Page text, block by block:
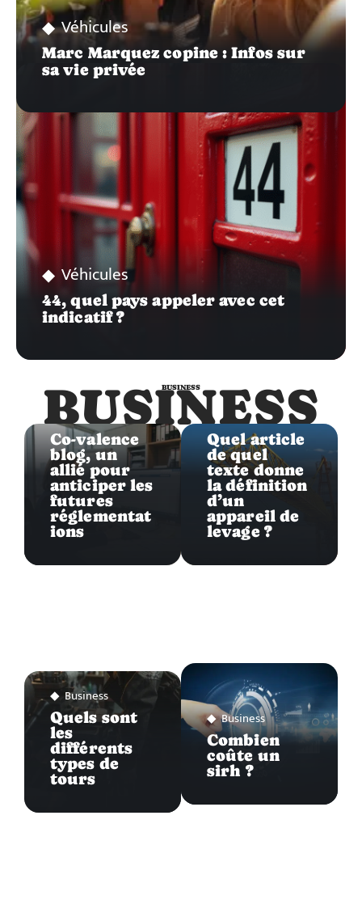
Véhicules
Marc Marquez copine : Infos sur
sa vie privée
Véhicules
44, quel pays appeler avec cet
indicatif ?
BUSINESS
BUSINESS
Business
Co-valence
blog, un
allié pour
anticiper les
futures
réglementat
ions
Business
Quels sont
les
différents
types de
tours
Business
Quel article
de quel
texte donne
la définition
d’un
appareil de
levage ?
Business
Combien
coûte un
sirh ?